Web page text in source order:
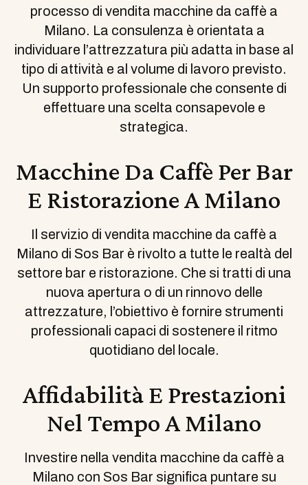
processo di vendita macchine da caffè a
Milano. La consulenza è orientata a
individuare l’attrezzatura più adatta in base al
tipo di attività e al volume di lavoro previsto.
Un supporto professionale che consente di
effettuare una scelta consapevole e
strategica.
Macchine Da Caffè Per Bar
E Ristorazione A Milano
Il servizio di vendita macchine da caffè a
Milano di Sos Bar è rivolto a tutte le realtà del
settore bar e ristorazione. Che si tratti di una
nuova apertura o di un rinnovo delle
attrezzature, l’obiettivo è fornire strumenti
professionali capaci di sostenere il ritmo
quotidiano del locale.
Affidabilità E Prestazioni
Nel Tempo A Milano
Investire nella vendita macchine da caffè a
Milano con Sos Bar significa puntare su